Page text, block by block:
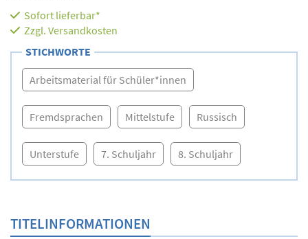
Sofort lieferbar*
Zzgl. Versandkosten
STICHWORTE
Arbeitsmaterial für Schüler*innen
Fremdsprachen Mittelstufe Russisch
Unterstufe 7. Schuljahr 8. Schuljahr
TITELINFORMATIONEN